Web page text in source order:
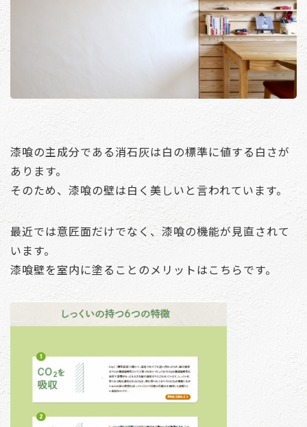
漆喰の主成分である消石灰は白の標準に値する白さが
あります。
そのため、漆喰の壁は白く美しいと言われています。
最近では意匠面だけでなく、漆喰の機能が見直されて
います。
漆喰壁を室内に塗ることのメリットはこちらです。